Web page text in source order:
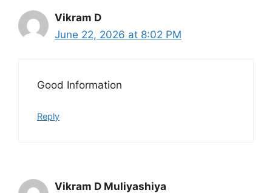
Vikram D
June 22, 2026 at 8:02 PM
Good Information
Reply
Vikram D Muliyashiya